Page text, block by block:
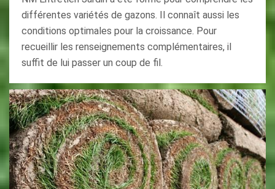
différentes variétés de gazons. Il connaît aussi les
conditions optimales pour la croissance. Pour
recueillir les renseignements complémentaires, il
suffit de lui passer un coup de fil.